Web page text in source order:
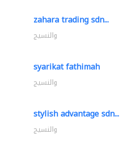
zahara trading sdn...
والنسيج
syarikat fathimah
والنسيج
stylish advantage sdn...
والنسيج